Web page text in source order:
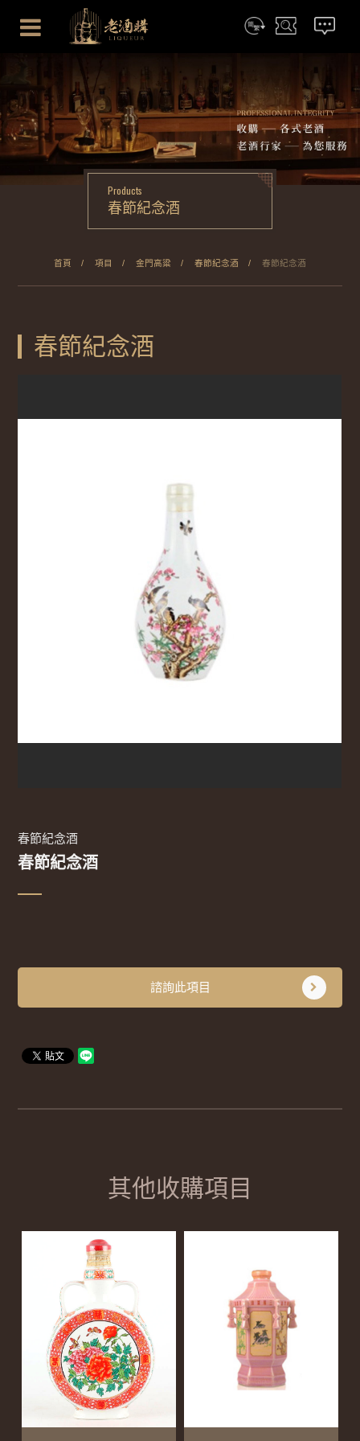
Products
春節紀念酒
首頁 項目 金門高粱 春節紀念酒 春節紀念酒
春節紀念酒
春節紀念酒
春節紀念酒
諮詢此項目
其他收購項目